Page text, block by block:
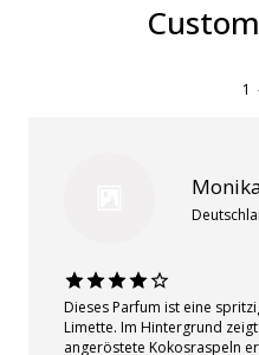
1
Dieses Parfum ist eine
Limette. Im Hintergrund
angeröstete Kokosraspeln